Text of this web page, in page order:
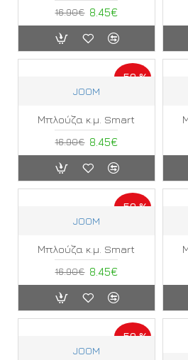
8.45€
16.90€
-50 %
JOOM
Μπλούζα κ.μ. Smart
8.45€
16.90€
-50 %
JOOM
Μπλούζα κ.μ. Smart
8.45€
16.90€
-50 %
JOOM